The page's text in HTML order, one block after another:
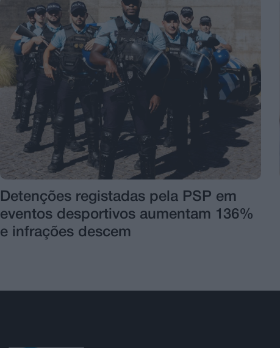
Detenções registadas pela PSP em
eventos desportivos aumentam 136%
e infrações descem